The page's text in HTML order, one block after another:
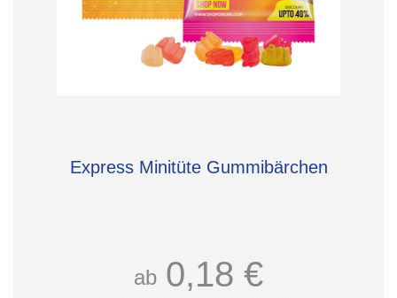
Express Minitüte Gummibärchen
ab 0,18 €